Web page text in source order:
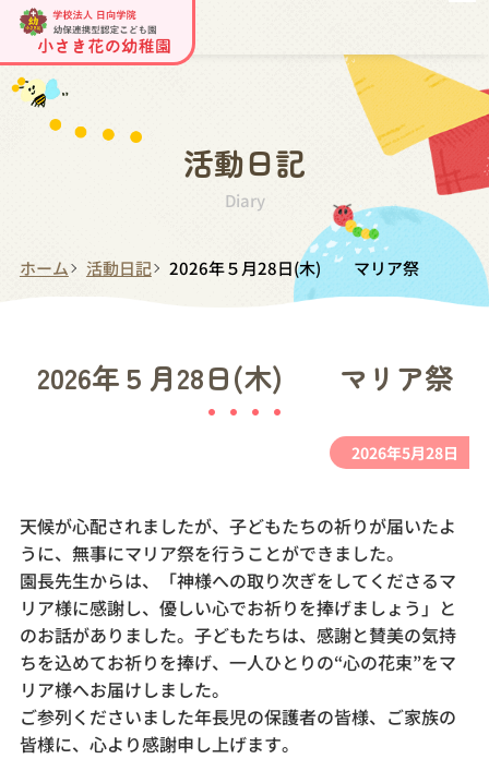
活動日記
Diary
ホーム 活動日記 2026年５月28日(木) マリア祭
2026年５月28日(木) マリア祭
2026年5月28日
天候が心配されましたが、子どもたちの祈りが届いたよ
うに、無事にマリア祭を行うことができました。
園長先生からは、「神様への取り次ぎをしてくださるマ
リア様に感謝し、優しい心でお祈りを捧げましょう」と
のお話がありました。子どもたちは、感謝と賛美の気持
ちを込めてお祈りを捧げ、一人ひとりの“心の花束”をマ
リア様へお届けしました。
ご参列くださいました年長児の保護者の皆様、ご家族の
皆様に、心より感謝申し上げます。